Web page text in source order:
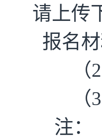
请上传
报名
（2
（3
注：